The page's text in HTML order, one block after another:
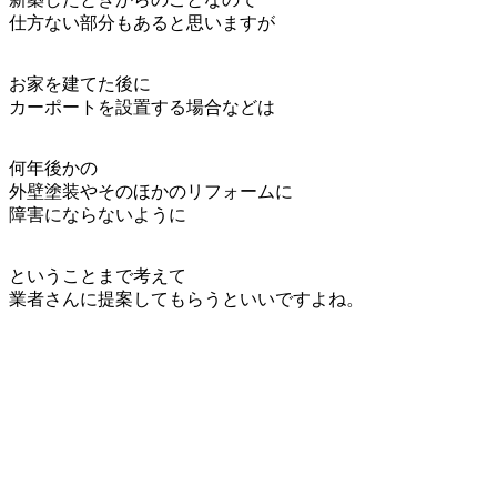
仕方ない部分もあると思いますが
お家を建てた後に
カーポートを設置する場合などは
何年後かの
外壁塗装やそのほかのリフォームに
障害にならないように
ということまで考えて
業者さんに提案してもらうといいですよね。